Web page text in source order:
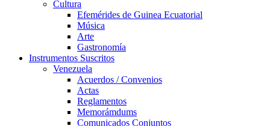
Cultura
Efemérides de Guinea Ecuatorial
Música
Arte
Gastronomía
Instrumentos Suscritos
Venezuela
Acuerdos / Convenios
Actas
Reglamentos
Memorámdums
Comunicados Conjuntos